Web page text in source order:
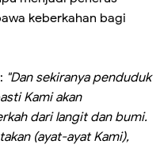
keberkahan bagi
"Dan sekiranya penduduk
Kami akan
dari langit dan bumi.
(ayat-ayat Kami),